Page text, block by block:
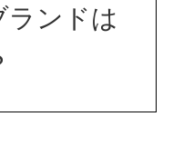
ランドは